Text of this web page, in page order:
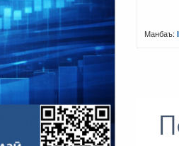
Манбаъ: